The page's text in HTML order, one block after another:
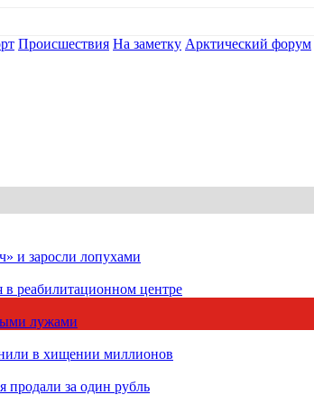
Происшествия На заметку Арктический форум
и заросли лопухами
реабилитационном центре
лужами
в хищении миллионов
продали за один рубль